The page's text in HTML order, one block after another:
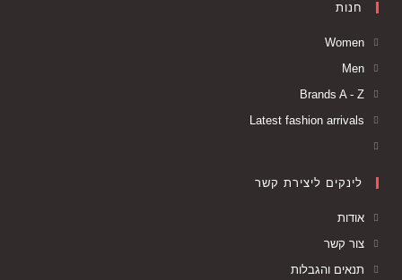
חנות
Women
Men
Brands A - Z
Latest fashion arrivals
לינקים ליצירת קשר
אודות
צור קשר
תנאים והגבלות